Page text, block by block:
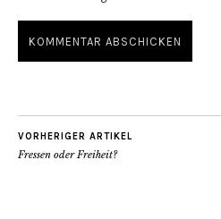
VORHERIGER ARTIKEL
Fressen oder Freiheit?